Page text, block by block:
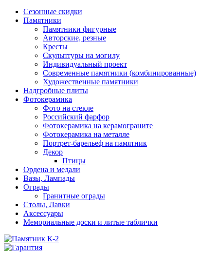
Сезонные скидки
Памятники
Памятники фигурные
Авторские, резные
Кресты
Скульптуры на могилу
Индивидуальный проект
Современные памятники (комбинированные)
Художественные памятники
Надгробные плиты
Фотокерамика
Фото на стекле
Российский фарфор
Фотокерамика на керамограните
Фотокерамика на металле
Портрет-барельеф на памятник
Декор
Птицы
Ордена и медали
Вазы, Лампады
Ограды
Гранитные ограды
Столы, Лавки
Аксессуары
Мемориальные доски и литые таблички